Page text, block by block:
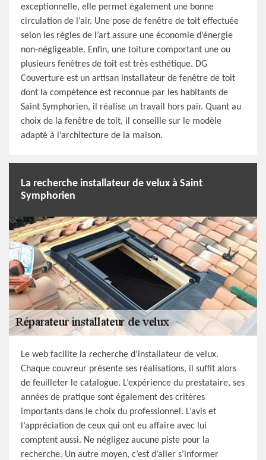
exceptionnelle, elle permet également une bonne
circulation de l’air. Une pose de fenêtre de toit effectuée
selon les règles de l’art assure une économie d’énergie
non-négligeable. Enfin, une toiture comportant une ou
plusieurs fenêtres de toit est très esthétique. DG
Couverture est un artisan installateur de fenêtre de toit
dont la compétence est reconnue par les habitants de
Saint Symphorien, il réalise un travail hors pair. Quant au
choix de la fenêtre de toit, il conseille sur le modèle
adapté à l’architecture de la maison.
La recherche installateur de velux à Saint
Symphorien
Le web facilite la recherche d’installateur de velux.
Chaque couvreur présente ses réalisations, il suffit alors
de feuilleter le catalogue. L’expérience du prestataire, ses
années de pratique sont également des critères
importants dans le choix du professionnel. L’avis et
l’appréciation de ceux qui ont eu affaire avec lui
comptent aussi. Ne négligez aucune piste pour la
recherche. Un autre moyen, c’est d’aller s’informer